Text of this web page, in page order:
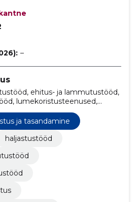
–
ehitus- ja lammutustööd,
lumekoristusteenused,
kohandatud ehituslahendused,
ehitus- ja
raudtee ehituse abi
ja tasandamine
haljastustööd